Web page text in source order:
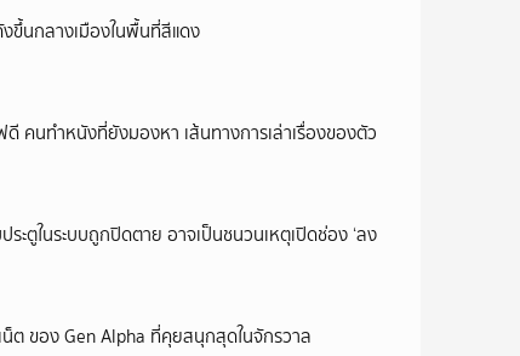
งขึ้นกลางเมืองในพื้นที่สีแดง
คนทำหนังที่ยังมองหา เส้นทางการเล่าเรื่องของตัว
ะตูในระบบถูกปิดตาย อาจเป็นชนวนเหตุเปิดช่อง ‘ลง
ของ Gen Alpha ที่คุยสนุกสุดในจักรวาล